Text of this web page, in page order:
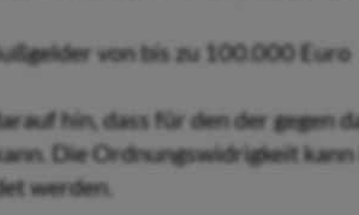
von bis zu 100.000 Euro
hin, dass für den der gegen
Die Ordnungswidrigkeit
werden.